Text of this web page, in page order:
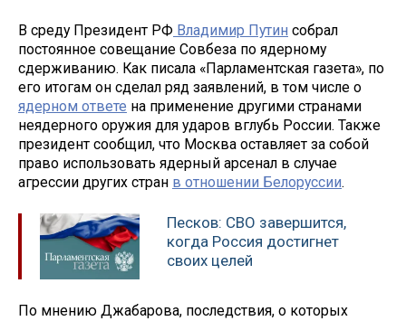
В среду Президент РФ Владимир Путин собрал
постоянное совещание Совбеза по ядерному
сдерживанию. Как писала «Парламентская газета», по
его итогам он сделал ряд заявлений, в том числе о
ядерном ответе на применение другими странами
неядерного оружия для ударов вглубь России. Также
президент сообщил, что Москва оставляет за собой
право использовать ядерный арсенал в случае
агрессии других стран в отношении Белоруссии.
Песков: СВО завершится,
когда Россия достигнет
своих целей
По мнению Джабарова, последствия, о которых